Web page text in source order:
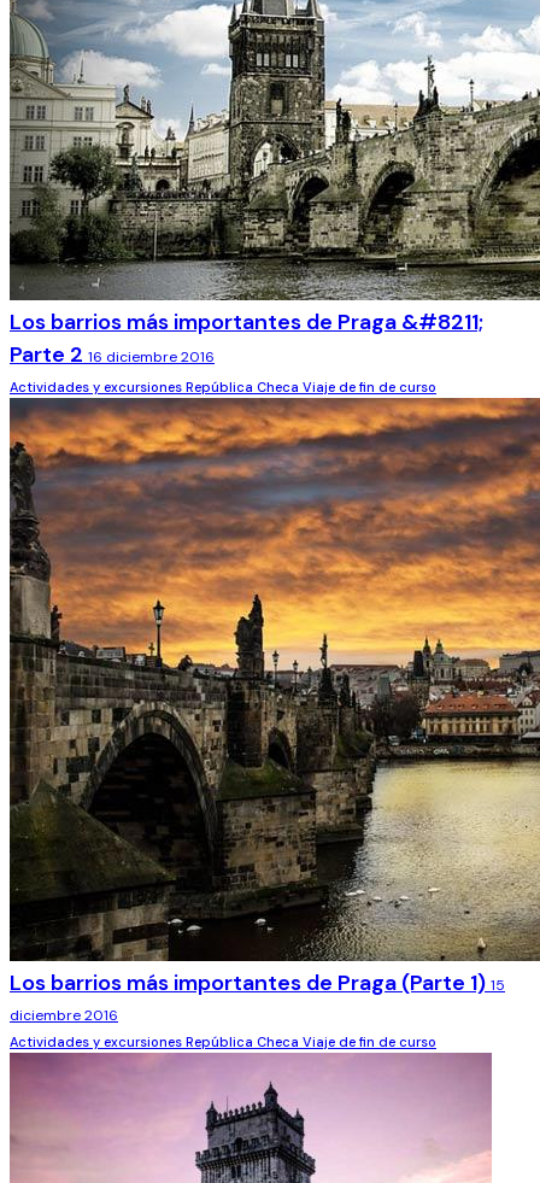
Los barrios más importantes de Praga &#8211;
Parte 2 16 diciembre 2016
Actividades y excursiones República Checa Viaje de fin de curso
Los barrios más importantes de Praga (Parte 1) 15
diciembre 2016
Actividades y excursiones República Checa Viaje de fin de curso